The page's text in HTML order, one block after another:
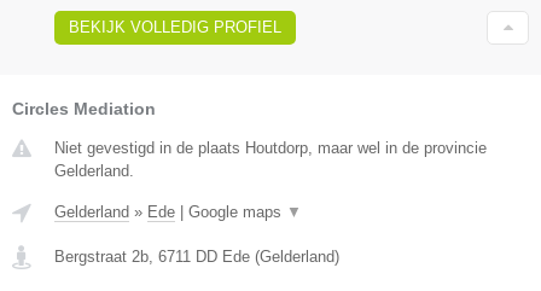
BEKIJK VOLLEDIG PROFIEL
Circles Mediation
Niet gevestigd in de plaats Houtdorp, maar wel in de provincie
Gelderland.
Gelderland » Ede Google maps ▼
Bergstraat 2b, 6711 DD Ede (Gelderland)